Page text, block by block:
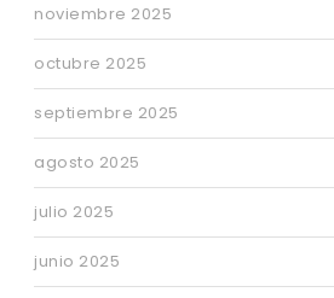
noviembre 2025
octubre 2025
septiembre 2025
agosto 2025
julio 2025
junio 2025